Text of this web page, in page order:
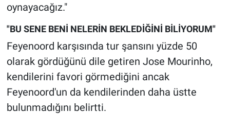
oynayacağız."
"BU SENE BENİ NELERİN BEKLEDİĞİNİ BİLİYORUM"
Feyenoord karşısında tur şansını yüzde 50
olarak gördüğünü dile getiren Jose Mourinho,
kendilerini favori görmediğini ancak
Feyenoord'un da kendilerinden daha üstte
bulunmadığını belirtti.